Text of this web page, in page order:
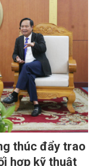
thúc đẩy trao
hợp kỹ thuật